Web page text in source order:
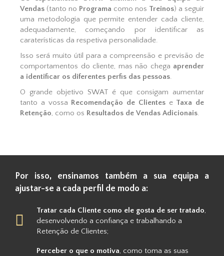
Vendas (tanto no Programa como nos Treinos) a seguir
uma metodologia que permite entender cada cliente,
adequadamente, começando por identificar as
caraterísticas da respetiva personalidade.
Isso será muito útil para a compreensão e previsão de
comportamentos do cliente, mas não chega aprender
a identificar os diferentes perfis das pessoas.
O grande objetivo SWAT é que consigam aumentar
tanto a vossa Recomendação de Clientese Taxa de
Retenção, como os Resultados de Vendas Adicionais.
Por isso, ensinamos também a sua equipa a
ajustar-se a cada perfil de modo a:
Tratar cada Cliente como ele gosta de ser tratado,
desenvolvendo a confiança e trabalhando a
Retenção de Clientes;
Perceber o que o motiva, como toma as suas